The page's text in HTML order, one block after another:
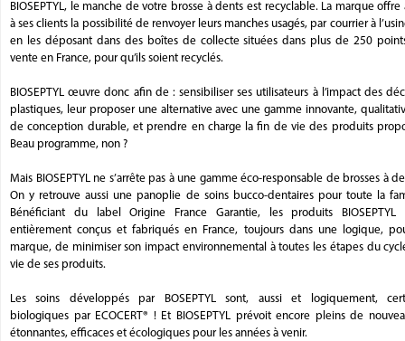
BIOSEPTYL, le manche de votre brosse à dents est recyclable. La marque offre
à ses clients la possibilité de renvoyer leurs manches usagés, par courrier à
en les déposant dans des boîtes de collecte situées dans plus de 250
vente en France, pour qu’ils soient recyclés.
BIOSEPTYL œuvre donc afin de : sensibiliser ses utilisateurs à l’impact des
plastiques, leur proposer une alternative avec une gamme innovante,
de conception durable, et prendre en charge la fin de vie des produits
Beau programme, non ?
Mais BIOSEPTYL ne s’arrête pas à une gamme éco-responsable de brosses à
On y retrouve aussi une panoplie de soins bucco-dentaires pour toute la
Bénéficiant du label Origine France Garantie, les produits BIOSEPTYL
entièrement conçus et fabriqués en France, toujours dans une logique,
marque, de minimiser son impact environnemental à toutes les étapes du
vie de ses produits.
Les soins développés par BOSEPTYL sont, aussi et logiquement,
biologiques par ECOCERT® ! Et BIOSEPTYL prévoit encore pleins de
étonnantes, efficaces et écologiques pour les années à venir.